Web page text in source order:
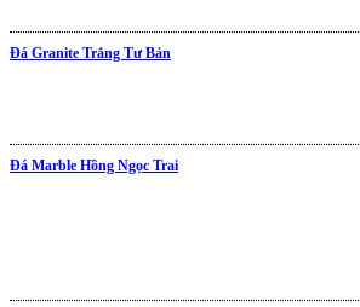
Đá Granite Trắng Tư Bản
Đá Marble Hồng Ngọc Trai